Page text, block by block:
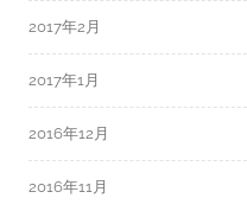
2017年2月
2017年1月
2016年12月
2016年11月